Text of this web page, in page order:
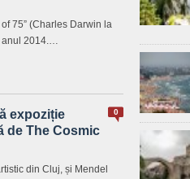
75” (Charles Darwin la
anul 2014.…
0
expoziție
de The Cosmic
din Cluj, și Mendel